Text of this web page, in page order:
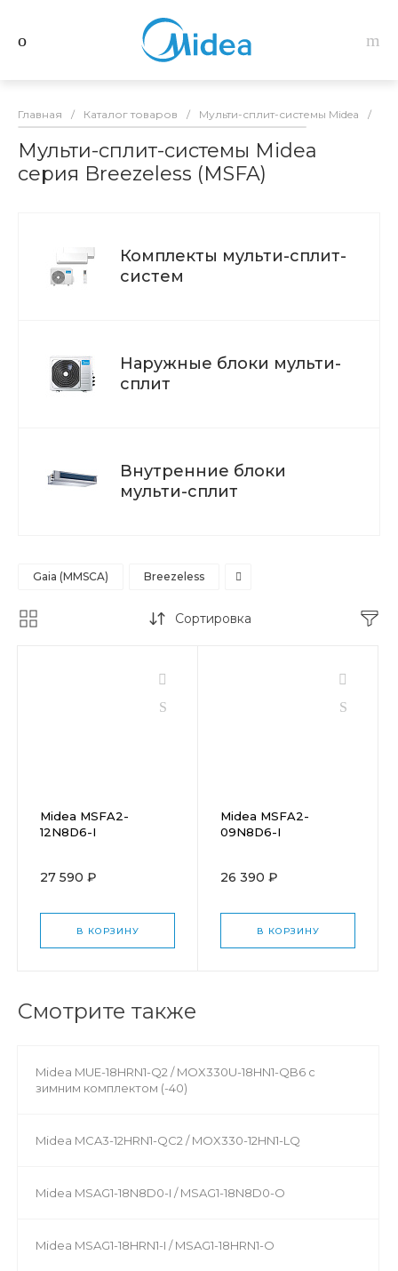
Главная / Каталог товаров / Мульти-сплит-системы Midea /
Мульти-сплит-системы Midea
серия Breezeless (MSFA)
Комплекты мульти-сплит-
систем
Наружные блоки мульти-
сплит
Внутренние блоки
мульти-сплит
Gaia (MMSCA) Breezeless
Сортировка
Midea MSFA2-
12N8D6-I
27 590 ₽
В КОРЗИНУ
Midea MSFA2-
09N8D6-I
26 390 ₽
В КОРЗИНУ
Смотрите также
Midea MUE-18HRN1-Q2 / MOX330U-18HN1-QB6 с
зимним комплектом (-40)
Midea MCA3-12HRN1-QC2 / MOX330-12HN1-LQ
Midea MSAG1-18N8D0-I / MSAG1-18N8D0-O
Midea MSAG1-18HRN1-I / MSAG1-18HRN1-O